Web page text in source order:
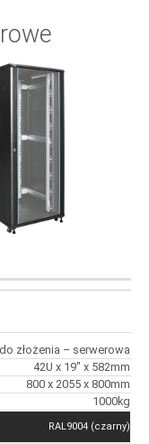
złożenia – serwerowa
42U x 19" x 582mm
800 x 2055 x 800mm
1000kg
RAL9004 (czarny)